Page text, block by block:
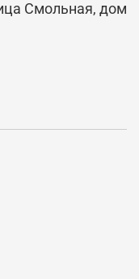
Смольная, дом